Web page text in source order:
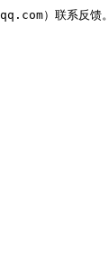
）联系反馈。